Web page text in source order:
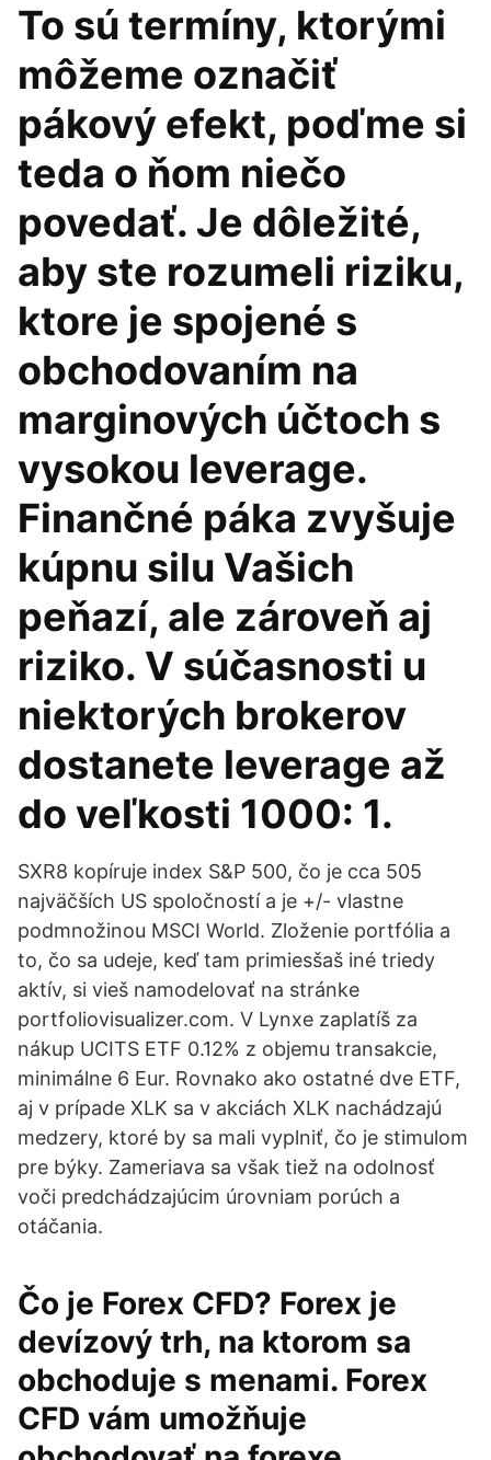
To sú termíny, ktorými
môžeme označiť
pákový efekt, poďme si
teda o ňom niečo
povedať. Je dôležité,
aby ste rozumeli riziku,
ktore je spojené s
obchodovaním na
marginových účtoch s
vysokou leverage.
Finančné páka zvyšuje
kúpnu silu Vašich
peňazí, ale zároveň aj
riziko. V súčasnosti u
niektorých brokerov
dostanete leverage až
do veľkosti 1000: 1.
SXR8 kopíruje index S&P 500, čo je cca 505
najväčších US spoločností a je +/- vlastne
podmnožinou MSCI World. Zloženie portfólia a
to, čo sa udeje, keď tam primiesšaš iné triedy
aktív, si vieš namodelovať na stránke
portfoliovisualizer.com. V Lynxe zaplatíš za
nákup UCITS ETF 0.12% z objemu transakcie,
minimálne 6 Eur. Rovnako ako ostatné dve ETF,
aj v prípade XLK sa v akciách XLK nachádzajú
medzery, ktoré by sa mali vyplniť, čo je stimulom
pre býky. Zameriava sa však tiež na odolnosť
voči predchádzajúcim úrovniam porúch a
otáčania.
Čo je Forex CFD? Forex je
devízový trh, na ktorom sa
obchoduje s menami. Forex
CFD vám umožňuje